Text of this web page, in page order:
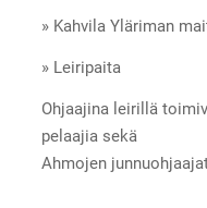
» Kahvila Yläriman
» Leiripaita
Ohjaajina leirillä
pelaajia sekä
Ahmojen